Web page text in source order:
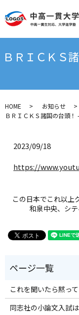
ＢＲＩＣＫＳ
HOME
お知らせ
ＢＲＩＣＫＳ諸国の台頭！
2023/09/18
https://
この日本でこれ以上
和泉中央、シ
これを聞いたら黙っ
同志社の小論文入試